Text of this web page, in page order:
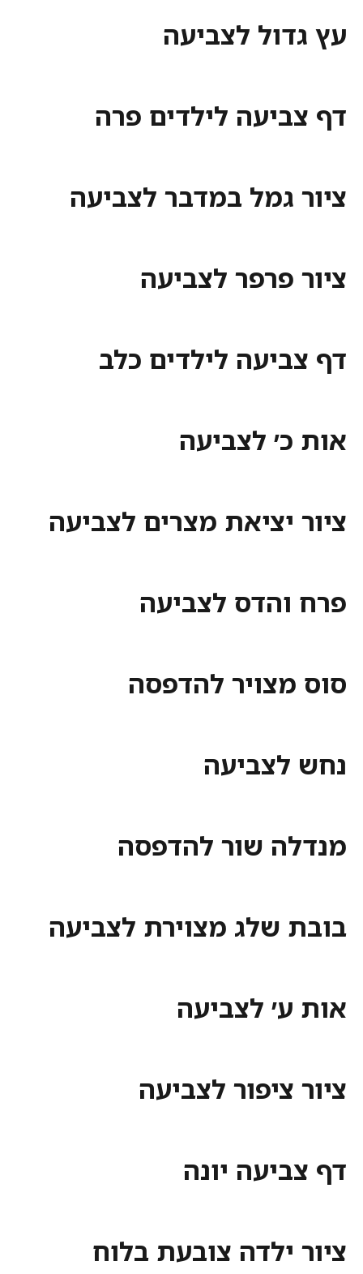
עץ גדול לצביעה
דף צביעה לילדים פרה
ציור גמל במדבר לצביעה
ציור פרפר לצביעה
דף צביעה לילדים כלב
אות כ׳ לצביעה
ציור יציאת מצרים לצביעה
פרח והדס לצביעה
סוס מצויר להדפסה
נחש לצביעה
מנדלה שור להדפסה
בובת שלג מצוירת לצביעה
אות ע׳ לצביעה
ציור ציפור לצביעה
דף צביעה יונה
ציור ילדה צובעת בלוח